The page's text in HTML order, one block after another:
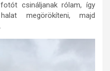
csináljanak rólam, így
megörökíteni, majd